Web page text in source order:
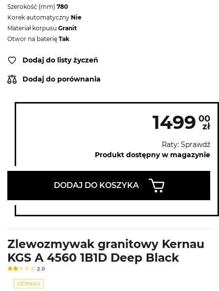
Szerokość (mm) 780
Korek automatyczny Nie
Materiał korpusu Granit
Otwor na baterię Tak
Dodaj do listy życzeń
Dodaj do porównania
1499 00
zł
Raty: Sprawdź
Produkt dostępny w magazynie
DODAJ DO KOSZYKA
Zlewozmywak granitowy Kernau
KGS A 4560 1B1D Deep Black
2.0